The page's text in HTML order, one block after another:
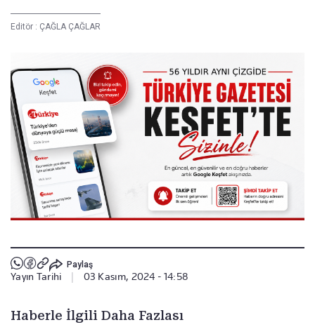
Editör : ÇAĞLA ÇAĞLAR
Paylaş
Yayın Tarihi 03 Kasım, 2024 - 14:58
Haberle İlgili Daha Fazlası